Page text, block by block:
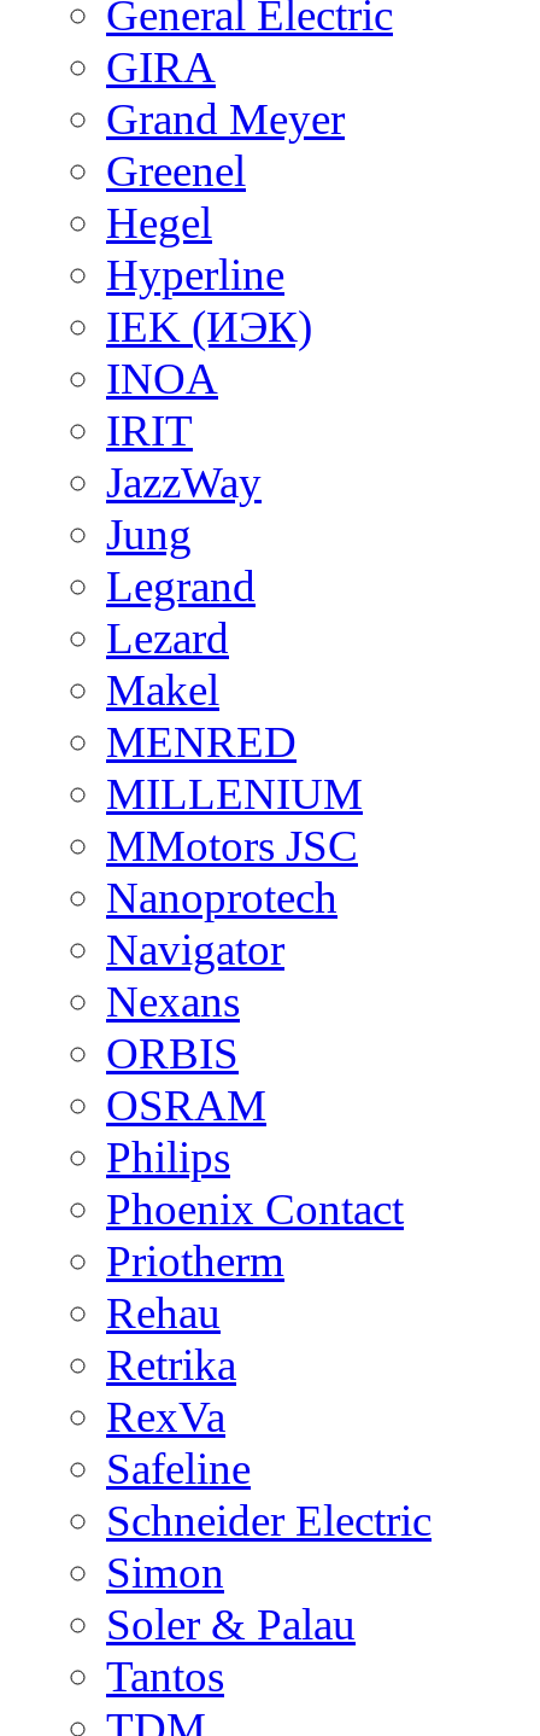
General Electric
GIRA
Grand Meyer
Greenel
Hegel
Hyperline
IEK (ИЭК)
INOA
IRIT
JazzWay
Jung
Legrand
Lezard
Makel
MENRED
MILLENIUM
MMotors JSC
Nanoprotech
Navigator
Nexans
ORBIS
OSRAM
Philips
Phoenix Contact
Priotherm
Rehau
Retrika
RexVa
Safeline
Schneider Electric
Simon
Soler & Palau
Tantos